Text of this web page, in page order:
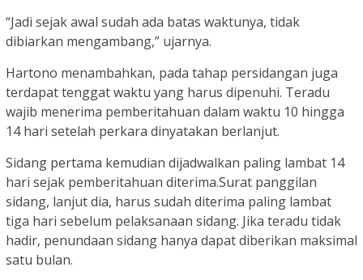
“Jadi sejak awal sudah ada batas waktunya, tidak
dibiarkan mengambang,” ujarnya.
Hartono menambahkan, pada tahap persidangan juga
terdapat tenggat waktu yang harus dipenuhi. Teradu
wajib menerima pemberitahuan dalam waktu 10 hingga
14 hari setelah perkara dinyatakan berlanjut.
Sidang pertama kemudian dijadwalkan paling lambat 14
hari sejak pemberitahuan diterima.Surat panggilan
sidang, lanjut dia, harus sudah diterima paling lambat
tiga hari sebelum pelaksanaan sidang. Jika teradu tidak
hadir, penundaan sidang hanya dapat diberikan maksimal
satu bulan.